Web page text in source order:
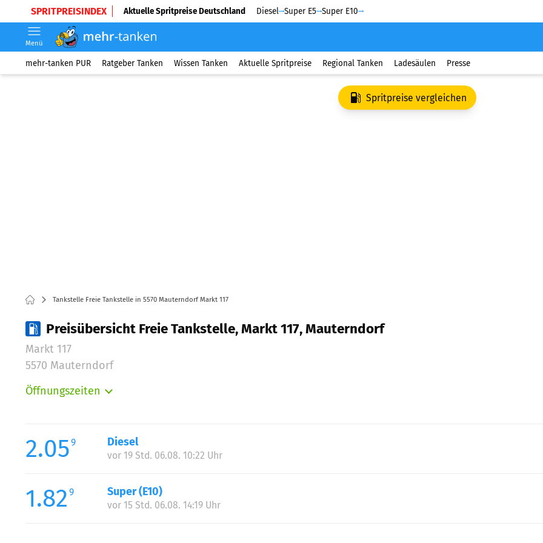
SPRITPREISINDEX Aktuelle Spritpreise Deutschland Diesel Super E5 Super E10
Menü
mehr-tanken PUR Ratgeber Tanken Wissen Tanken Aktuelle Spritpreise Regional Tanken Ladesäulen Presse
Spritpreise vergleichen
Tankstelle Freie Tankstelle in 5570 Mauterndorf Markt 117
Preisübersicht Freie Tankstelle, Markt 117, Mauterndorf
Markt 117
5570 Mauterndorf
Öffnungszeiten
Mittwoch:
Donnerstag:
Samstag:
Sonntag:
2.059 Diesel
vor 19 Std. 06.08. 10:22 Uhr
1.82 9 Super (E10)
vor 15 Std. 06.08. 14:19 Uhr